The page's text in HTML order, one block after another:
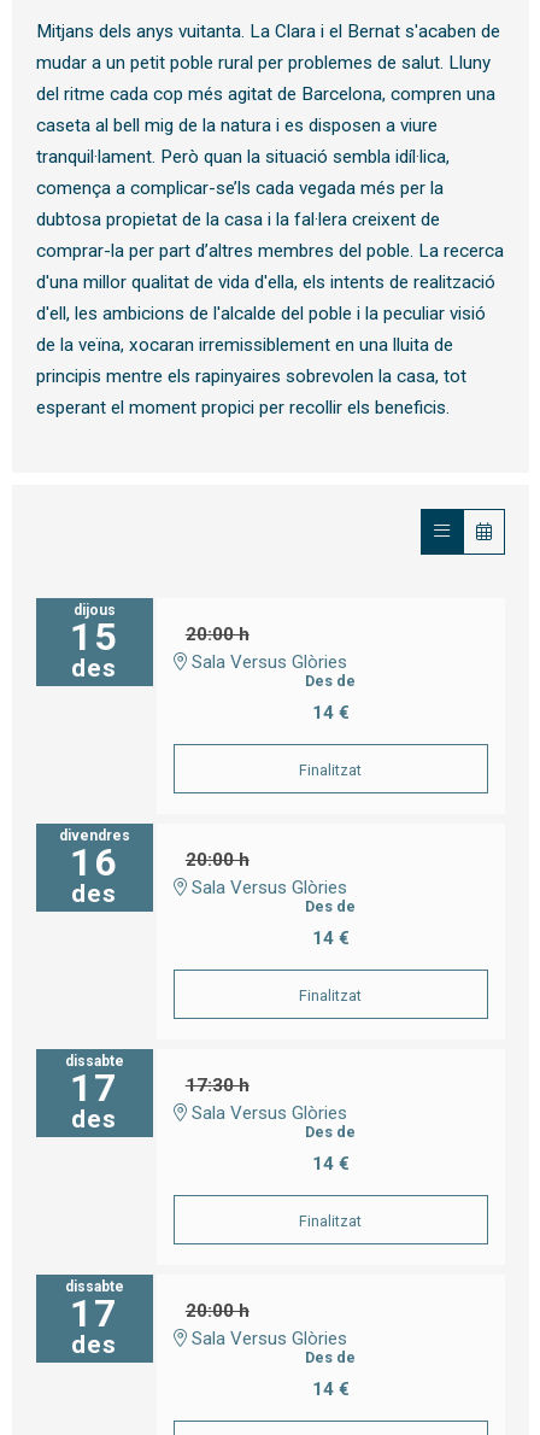
Mitjans dels anys vuitanta. La Clara i el Bernat s'acaben de
mudar a un petit poble rural per problemes de salut. Lluny
del ritme cada cop més agitat de Barcelona, compren una
caseta al bell mig de la natura i es disposen a viure
tranquil·lament. Però quan la situació sembla idíl·lica,
comença a complicar-se’ls cada vegada més per la
dubtosa propietat de la casa i la fal·lera creixent de
comprar-la per part d’altres membres del poble. La recerca
d'una millor qualitat de vida d'ella, els intents de realització
d'ell, les ambicions de l'alcalde del poble i la peculiar visió
de la veïna, xocaran irremissiblement en una lluita de
principis mentre els rapinyaires sobrevolen la casa, tot
esperant el moment propici per recollir els beneficis.
dijous
15
des
20:00 h
Sala Versus Glòries
Des de
14 €
Finalitzat
divendres
16
des
20:00 h
Sala Versus Glòries
Des de
14 €
Finalitzat
dissabte
17
des
17:30 h
Sala Versus Glòries
Des de
14 €
Finalitzat
dissabte
17
des
20:00 h
Sala Versus Glòries
Des de
14 €